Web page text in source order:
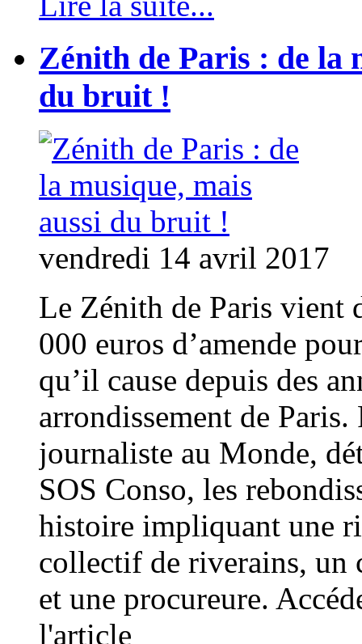
Zénith de Paris : de la
du bruit !
vendredi 14 avril 2017
Le Zénith de Paris vient
000 euros d’amende
qu’il cause depuis des
arrondissement de
journaliste au Monde,
SOS Conso, les
histoire impliquant une
collectif de riverains, un
et une procureure.
l'article